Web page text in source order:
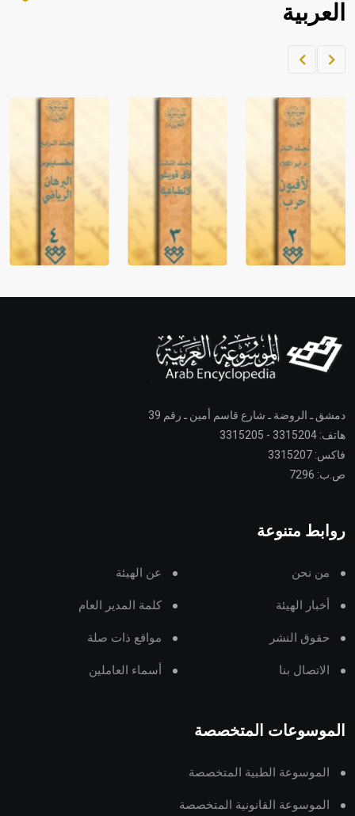
العربية
دمشق ـ الروضة ـ شارع قاسم أمين ـ رقم 39
هاتف: 3315204 - 3315205
فاكس: 3315207
ص.ب: 7296
روابط متنوعة
من نحن عن الهيئة
أخبار الهيئة كلمة المدير العام
حقوق النشر مواقع ذات صلة
الاتصال بنا أسماء العاملين
الموسوعات المتخصصة
الموسوعة الطبية المتخصصة
الموسوعة القانونية المتخصصة